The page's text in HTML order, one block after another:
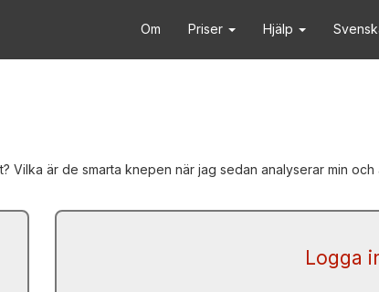
Om Priser Hjälp
är de smarta knepen när jag sedan analyserar min och
Logga